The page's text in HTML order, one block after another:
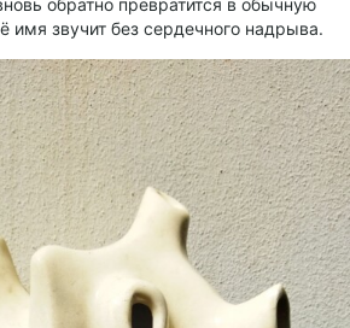
имя звучит без сердечного надрыва.